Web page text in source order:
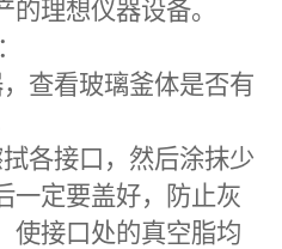
的理想仪器设备。
查看玻璃釜体是否有
各接口，然后涂抹少
一定要盖好，防止灰
使接口处的真空脂均